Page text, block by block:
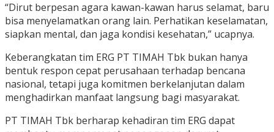
“Dirut berpesan agara kawan-kawan harus selamat, baru
bisa menyelamatkan orang lain. Perhatikan keselamatan,
siapkan mental, dan jaga kondisi kesehatan,” ucapnya.
Keberangkatan tim ERG PT TIMAH Tbk bukan hanya
bentuk respon cepat perusahaan terhadap bencana
nasional, tetapi juga komitmen berkelanjutan dalam
menghadirkan manfaat langsung bagi masyarakat.
PT TIMAH Tbk berharap kehadiran tim ERG dapat